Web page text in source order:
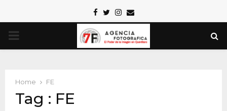
Facebook
TwitterInstagram
Email
PRIMARY
Home FE
Tag : FE